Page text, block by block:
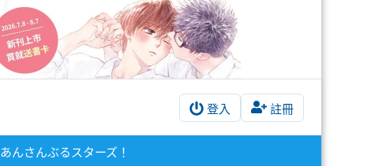
登入 註冊
あんさんぶるスターズ！